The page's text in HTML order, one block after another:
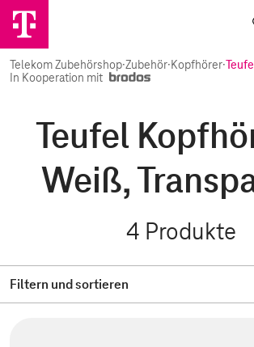
Telekom Zubehörshop·Zubehör·Kopfhörer·
In Kooperation mit
Teufel
Weiß,
4 Produkte
Filtern und sortieren